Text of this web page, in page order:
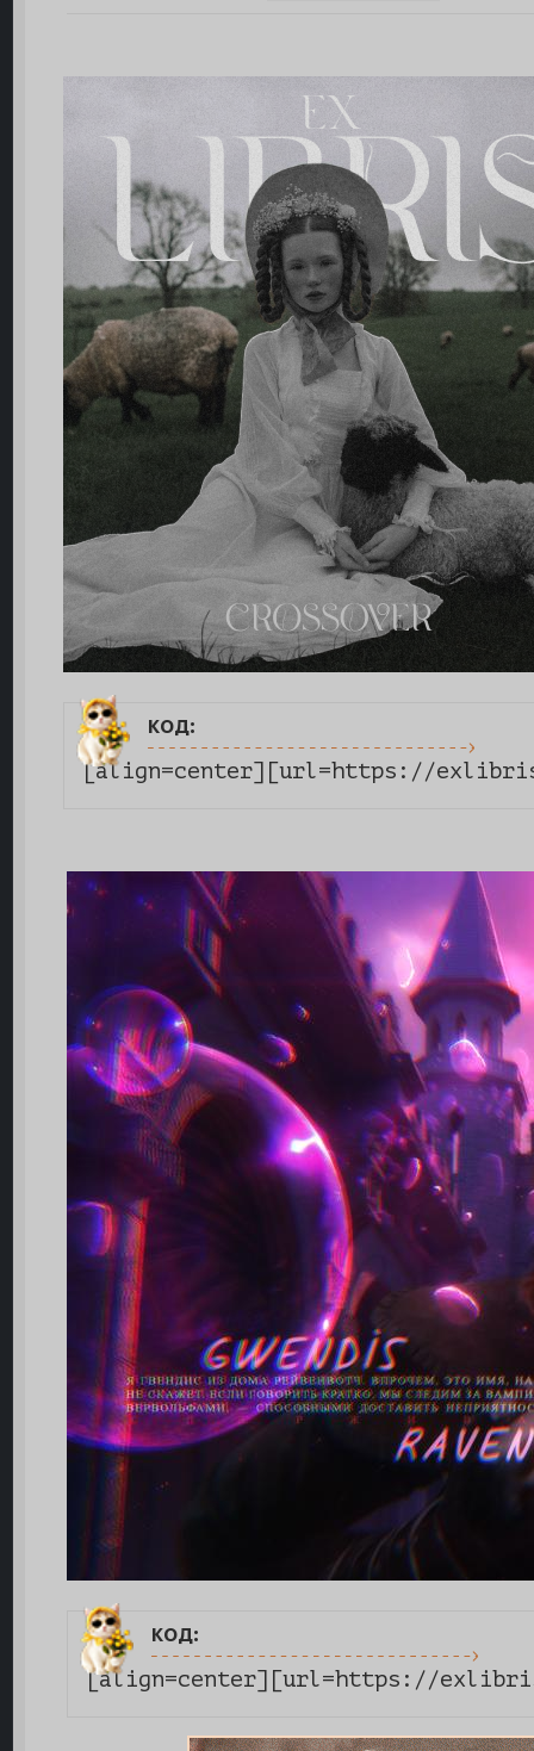
код:
[align=center][url=https://
код:
[align=center][url=https://